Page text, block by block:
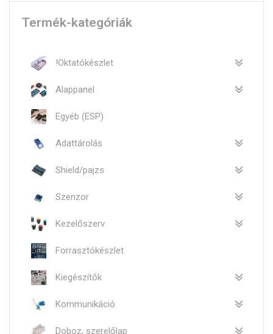
Termék-kategóriák
!Oktatókészlet
Alappanel
Egyéb (ESP)
Adattárolás
Shield/pajzs
Szenzor
Kezelőszerv
Forrasztókészlet
Kiegészítők
Kommunikáció
Doboz, szerelőlap